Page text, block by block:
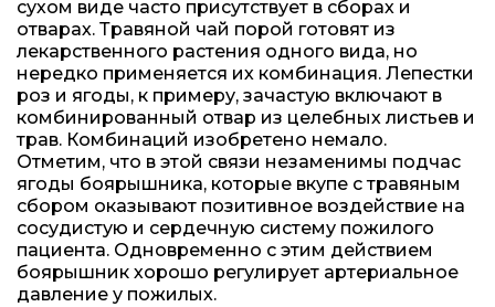
сухом виде часто присутствует в сборах и
отварах. Травяной чай порой готовят из
лекарственного растения одного вида, но
нередко применяется их комбинация. Лепестки
роз и ягоды, к примеру, зачастую включают в
комбинированный отвар из целебных листьев и
трав. Комбинаций изобретено немало.
Отметим, что в этой связи незаменимы подчас
ягоды боярышника, которые вкупе с травяным
сбором оказывают позитивное воздействие на
сосудистую и сердечную систему пожилого
пациента. Одновременно с этим действием
боярышник хорошо регулирует артериальное
давление у пожилых.